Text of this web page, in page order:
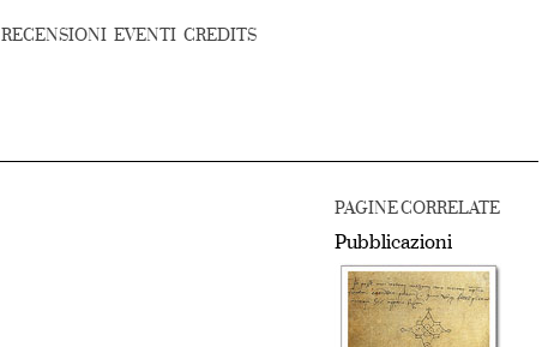
RECENSIONI EVENTI CREDITS
PAGINE CORRELATE
Pubblicazioni